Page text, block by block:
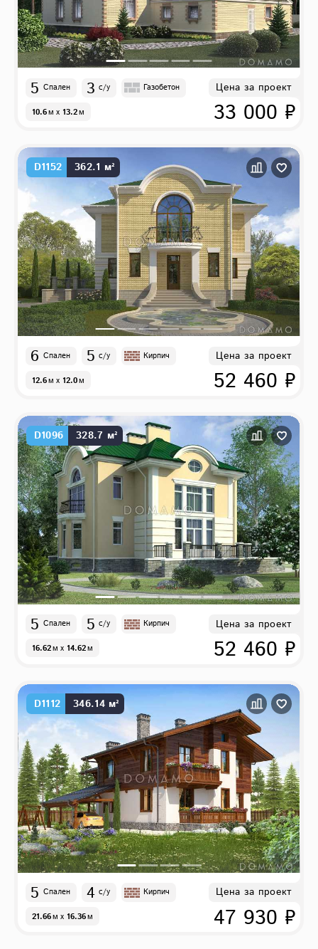
5 Спален 3 с/у Газобетон
10.6м x 13.2м
Цена за проект
33 000 ₽
D1152 362.1 м²
6 Спален 5 с/у Кирпич
12.6м x 12.0м
Цена за проект
52 460 ₽
D1096 328.7 м²
5 Спален 5 с/у Кирпич
16.62м x 14.62м
Цена за проект
52 460 ₽
D1112 346.14 м²
5 Спален 4 с/у Кирпич
21.66м x 16.36м
Цена за проект
47 930 ₽